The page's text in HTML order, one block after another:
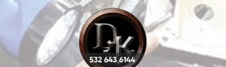
Skip
content